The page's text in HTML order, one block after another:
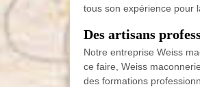
tous son expérience pour
Des artisans
Notre entreprise Weiss
ce faire, Weiss
des formations